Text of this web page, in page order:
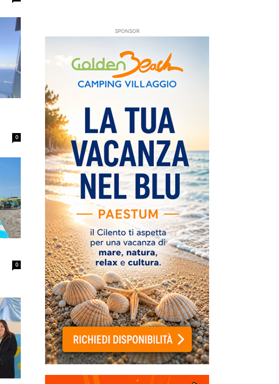
0
0
SPONSOR